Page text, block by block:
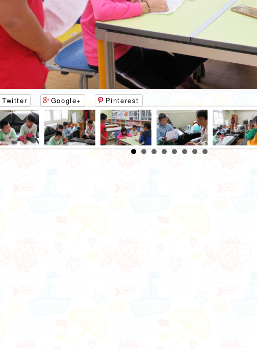
氣，就該
有鞋子穿
沒有
作者：網路小語
人生是個圓，有的人走了一輩
子也沒有走出命運畫出的圓
圈，其實，圓上的每一個點都
有一條騰飛的切線。
作者：網路
生活是一面
它就對你笑；
對你哭。
Twitter Google+ Pinterest